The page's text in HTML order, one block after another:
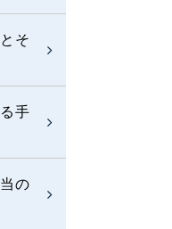
そ
手
の